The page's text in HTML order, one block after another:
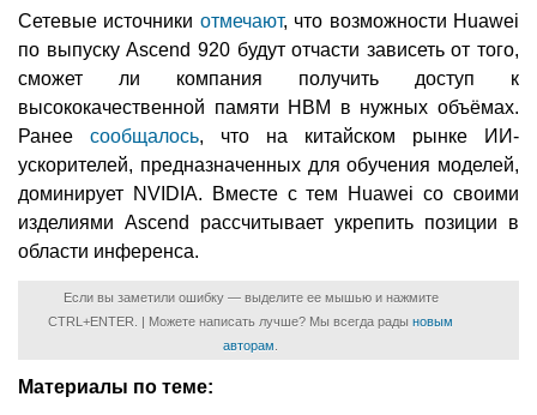
Сетевые источники отмечают, что возможности Huawei
по выпуску Ascend 920 будут отчасти зависеть от того,
сможет ли компания получить доступ к
высококачественной памяти HBM в нужных объёмах.
Ранее сообщалось, что на китайском рынке ИИ-
ускорителей, предназначенных для обучения моделей,
доминирует NVIDIA. Вместе с тем Huawei со своими
изделиями Ascend рассчитывает укрепить позиции в
области инференса.
Если вы заметили ошибку — выделите ее мышью и нажмите
CTRL+ENTER. | Можете написать лучше? Мы всегда рады новым
авторам
Материалы по теме: